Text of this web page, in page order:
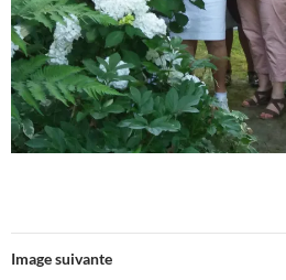
Image suivante